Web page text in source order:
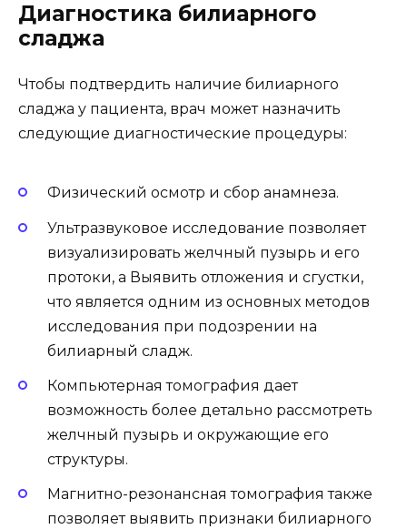
Диагностика билиарного
сладжа
Чтобы подтвердить наличие билиарного
сладжа у пациента, врач может назначить
следующие диагностические процедуры:
Физический осмотр и сбор анамнеза.
Ультразвуковое исследование позволяет
визуализировать желчный пузырь и его
протоки, а Выявить отложения и сгустки,
что является одним из основных методов
исследования при подозрении на
билиарный сладж.
Компьютерная томография дает
возможность более детально рассмотреть
желчный пузырь и окружающие его
структуры.
Магнитно-резонансная томография также
позволяет выявить признаки билиарного